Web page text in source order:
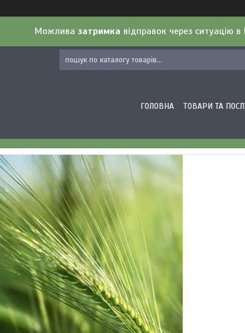
Можлива затримка відправок через ситуацію в
ГОЛОВНА ТОВАРИ ТА